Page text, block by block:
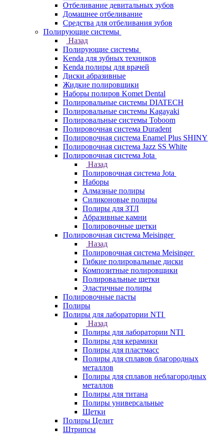
Отбеливание девитальных зубов
Домашнее отбеливание
Средства для отбеливания зубов
Полирующие системы
Назад
Полирующие системы
Kenda для зубных техников
Kenda полиры для врачей
Диски абразивные
Жидкие полировщики
Наборы полиров Komet Dental
Полировальные системы DIATECH
Полировальные системы Kagayaki
Полировальные системы Toboom
Полировочная система Duradent
Полировочная система Enamel Plus SHINY
Полировочная система Jazz SS White
Полировочная система Jota
Назад
Полировочная система Jota
Наборы
Алмазные полиры
Силиконовые полиры
Полиры для ЗТЛ
Абразивные камни
Полировочные щетки
Полировочная система Meisinger
Назад
Полировочная система Meisinger
Гибкие полировальные диски
Композитные полировщики
Полировальные щетки
Эластичные полиры
Полировочные пасты
Полиры
Полиры для лаборатории NTI
Назад
Полиры для лаборатории NTI
Полиры для керамики
Полиры для пластмасс
Полиры для сплавов благородных
металлов
Полиры для сплавов неблагородных
металлов
Полиры для титана
Полиры универсальные
Щетки
Полиры Целит
Штрипсы